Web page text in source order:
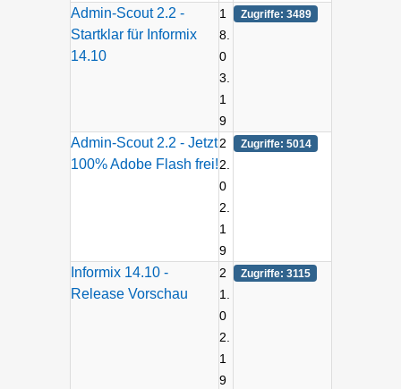
Admin-Scout 2.2 -
Startklar für Informix
14.10
1
8.
0
3.
1
9
Zugriffe: 3489
Admin-Scout 2.2 - Jetzt
100% Adobe Flash frei!
2
2.
0
2.
1
9
Zugriffe: 5014
Informix 14.10 -
Release Vorschau
2
1.
0
2.
1
9
Zugriffe: 3115